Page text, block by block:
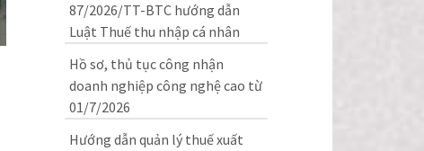
87/2026/TT-BTC hướng dẫn
Luật Thuế thu nhập cá nhân
Hồ sơ, thủ tục công nhận
doanh nghiệp công nghệ cao từ
01/7/2026
Hướng dẫn quản lý thuế xuất